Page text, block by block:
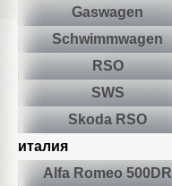
Gaswagen
Schwimmwagen
RSO
SWS
Skoda RSO
италия
Alfa Romeo 500DR